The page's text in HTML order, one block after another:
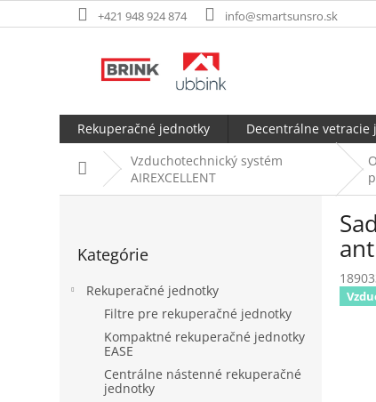
na
+421 948 924 874 info@smartsunsro.sk
Rekuperačné jednotky Decentrálne vetracie
DomovVzduchotechnický systém
AIREXCELLENT
kategórie
Kategórie
Rekuperačné jednotky
Filtre pre rekuperačné jednotky
Kompaktné rekuperačné jednotky
EASE
Centrálne nástenné rekuperačné
jednotky